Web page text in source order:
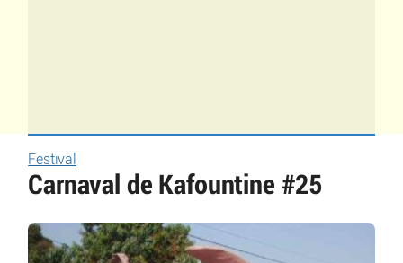
Festival
Carnaval de Kafountine #25